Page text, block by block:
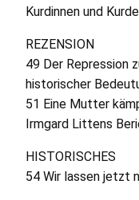
Kurdinnen und
REZENSION
49 Der Repression
historischer
51 Eine Mutter
Irmgard Littens
HISTORISCHES
54 Wir lassen jetzt